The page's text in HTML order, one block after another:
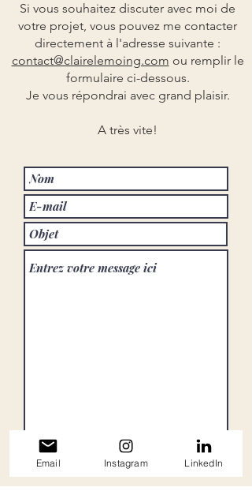
Si vous souhaitez discuter avec moi de
votre projet, vous pouvez me contacter
directement à l'adresse suivante :
contact@clairelemoing.com ou remplir le
formulaire ci-dessous.
Je vous répondrai avec grand plaisir.
A très vite!
Envoyer
Email Instagram LinkedIn